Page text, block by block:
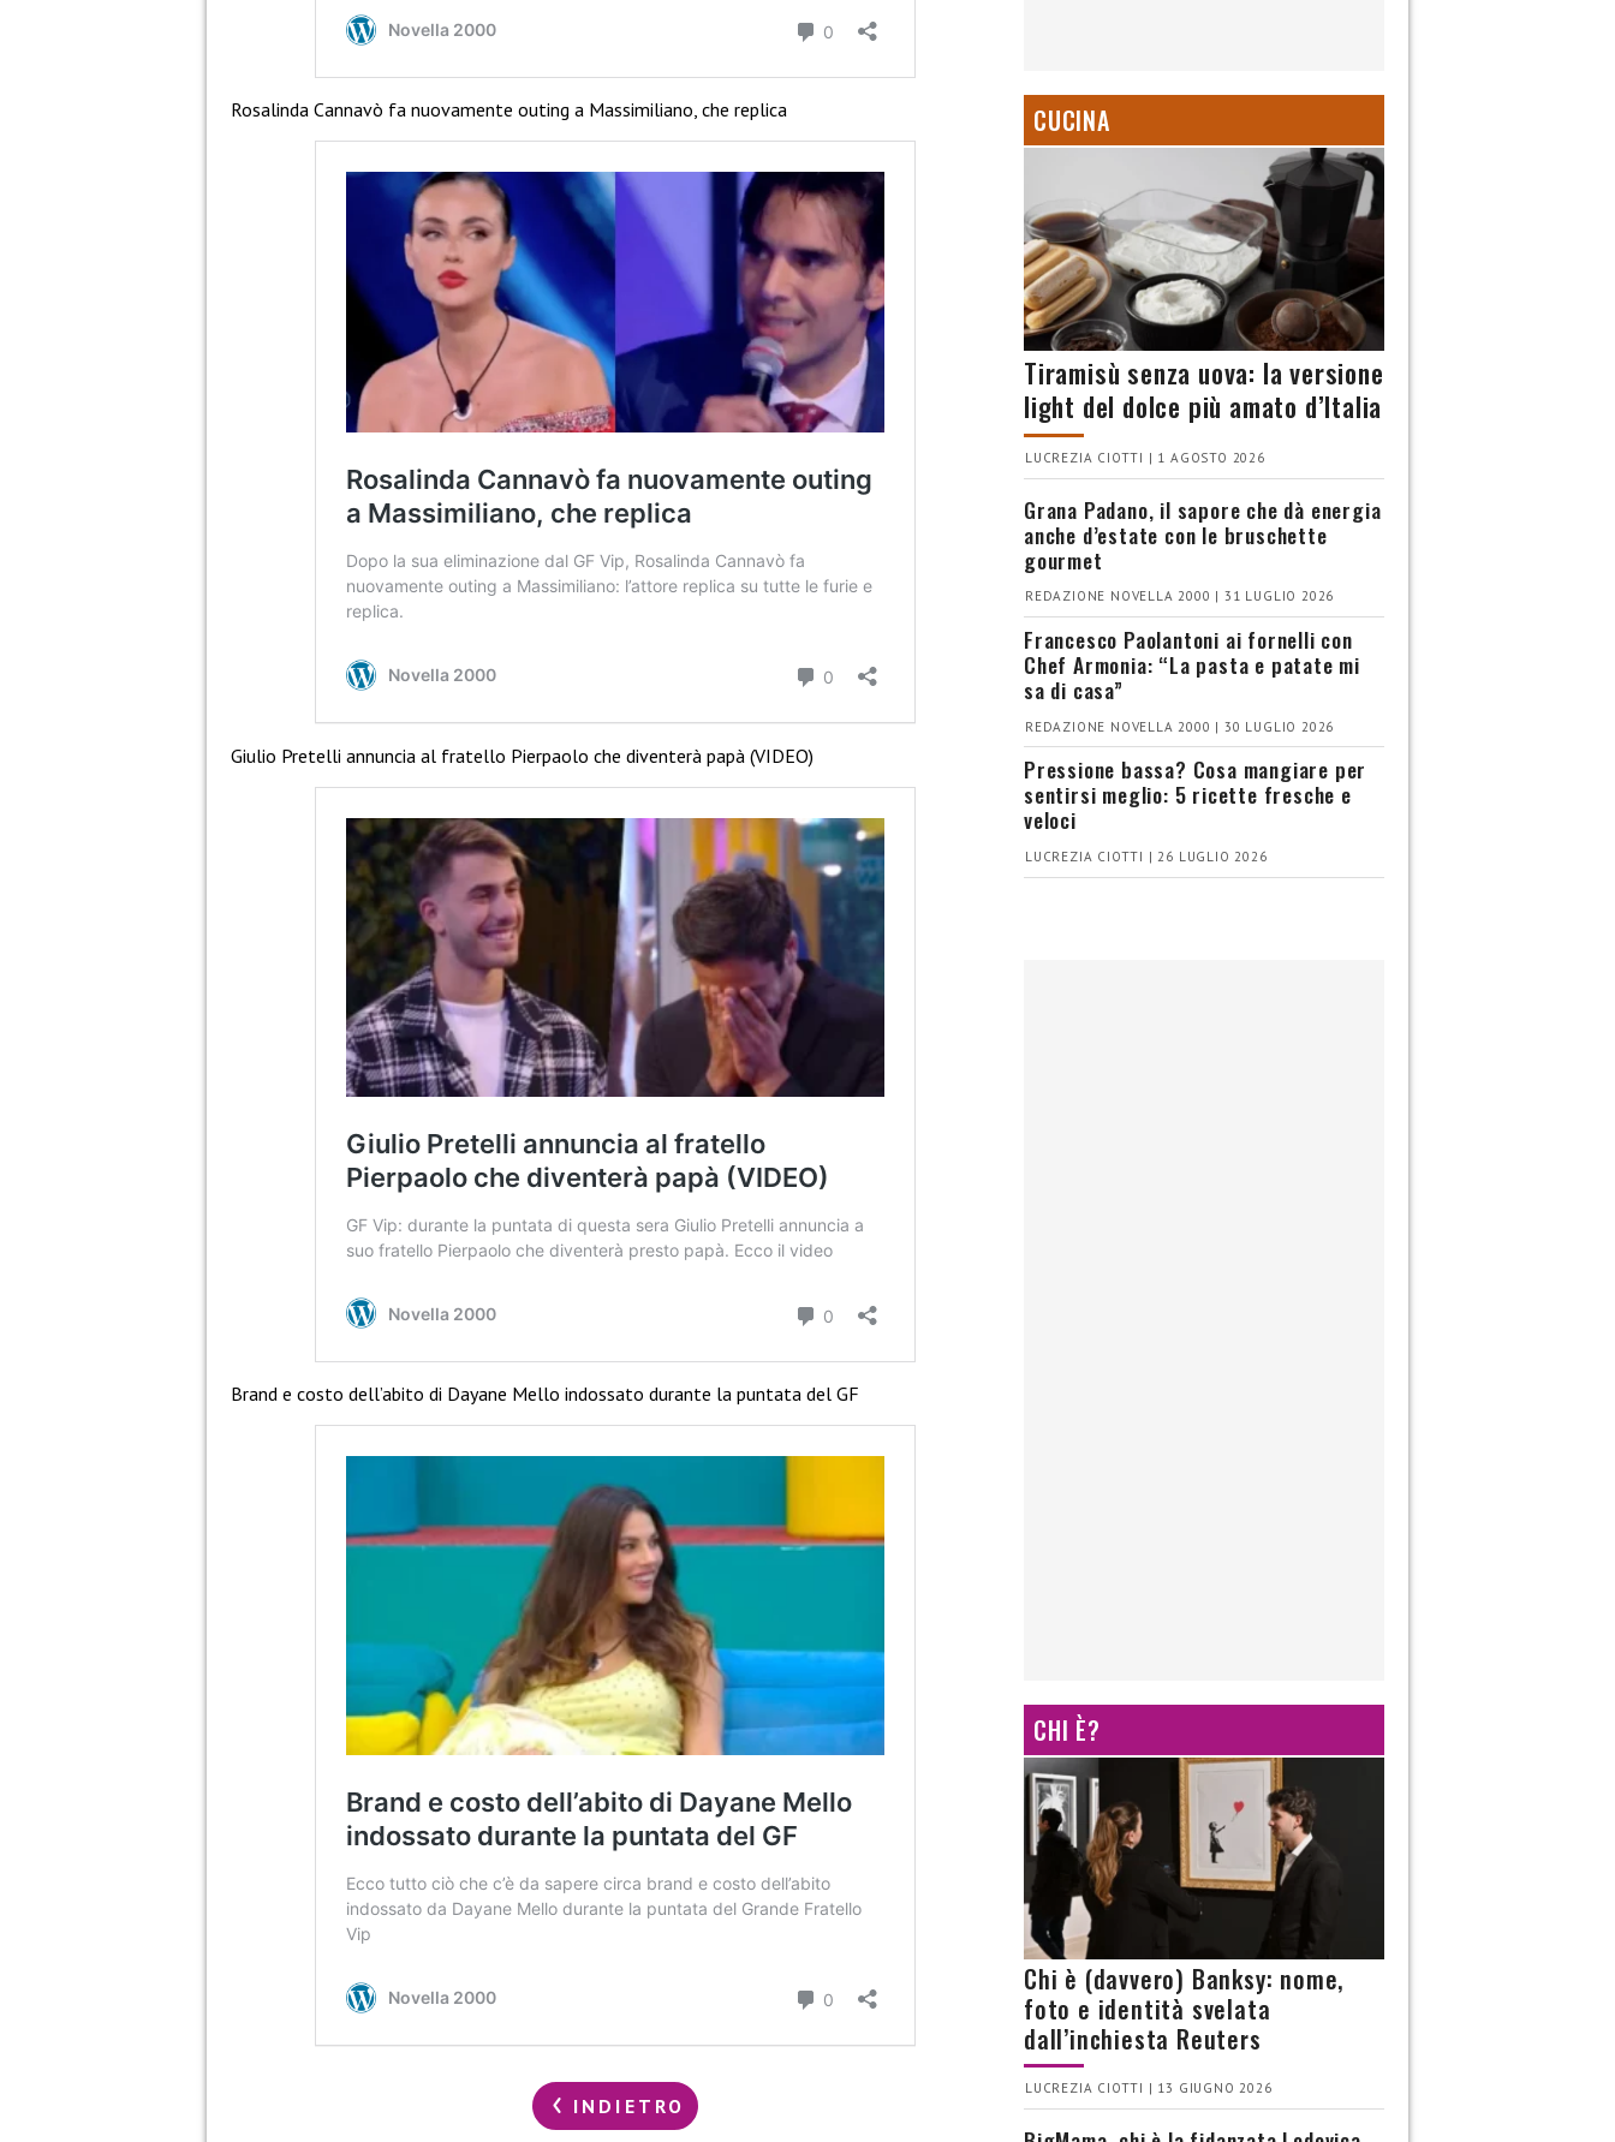
Rosalinda Cannavò fa nuovamente outing a Massimiliano, che replica
Giulio Pretelli annuncia al fratello Pierpaolo che diventerà papà (VIDEO)
Brand e costo dell’abito di Dayane Mello indossato durante la puntata del GF
INDIETRO
CUCINA
Tiramisù senza uova: la versione
light del dolce più amato d’Italia
LUCREZIA CIOTTI | 1 AGOSTO 2026
Grana Padano, il sapore che dà energia
anche d’estate con le bruschette
gourmet
REDAZIONE NOVELLA 2000 | 31 LUGLIO 2026
Francesco Paolantoni ai fornelli con
Chef Armonia: “La pasta e patate mi
sa di casa”
REDAZIONE NOVELLA 2000 | 30 LUGLIO 2026
Pressione bassa? Cosa mangiare per
sentirsi meglio: 5 ricette fresche e
veloci
LUCREZIA CIOTTI | 26 LUGLIO 2026
CHI È?
Chi è (davvero) Banksy: nome,
foto e identità svelata
dall’inchiesta Reuters
LUCREZIA CIOTTI | 13 GIUGNO 2026